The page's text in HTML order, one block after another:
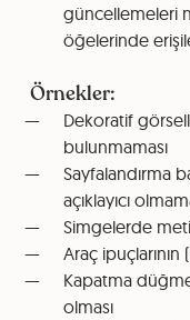
güncellemeleri
öğelerinde
Örnekler:
Dekoratif
bulunmaması
Sayfalandırma
açıklayıcı
Simgelerde
Araç
Kapatma
olması